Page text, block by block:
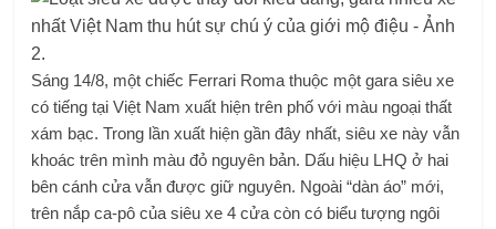
Sáng 14/8, một chiếc Ferrari Roma thuộc một gara siêu xe
có tiếng tại Việt Nam xuất hiện trên phố với màu ngoại thất
xám bạc. Trong lần xuất hiện gần đây nhất, siêu xe này vẫn
khoác trên mình màu đỏ nguyên bản. Dấu hiệu LHQ ở hai
bên cánh cửa vẫn được giữ nguyên. Ngoài “dàn áo” mới,
trên nắp ca-pô của siêu xe 4 cửa còn có biểu tượng ngôi